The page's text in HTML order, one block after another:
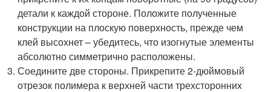
детали к каждой стороне. Положите полученные
конструкции на плоскую поверхность, прежде чем
клей высохнет – убедитесь, что изогнутые элементы
абсолютно симметрично расположены.
Соедините две стороны. Прикрепите 2-дюймовый
отрезок полимера к верхней части трехсторонних